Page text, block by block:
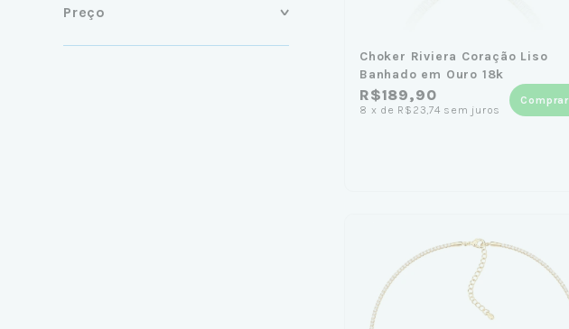
Preço
Choker Riviera Coração Liso
Banhado em Ouro 18k
R$189,90
8 x de R$23,74 sem juros
Comprar